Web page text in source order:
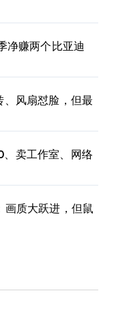
净赚两个比亚迪
、风扇怼脸，但最
卖工作室、网络
画质大跃进，但鼠